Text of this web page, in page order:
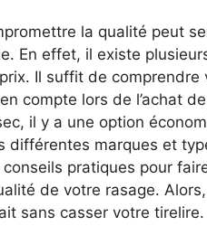
la qualité peut
En effet, il existe
Il suffit de comprendre
compte lors de l’achat
il y a une option
différentes marques et
pratiques pour
de votre rasage.
sans casser votre tirelire.